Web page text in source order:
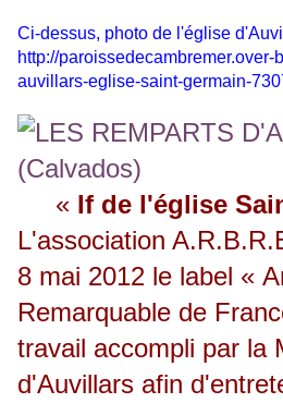
Ci-dessus, photo de l'église
http://paroissedecambremer.over-
auvillars-eglise-saint-germain-
« If de l'église
L'association
8 mai 2012 le label «
Remarquable de
travail accompli par la
d'Auvillars afin